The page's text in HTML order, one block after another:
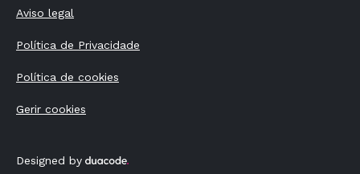
Aviso legal
Política de Privacidade
Política de cookies
Gerir cookies
Designed by